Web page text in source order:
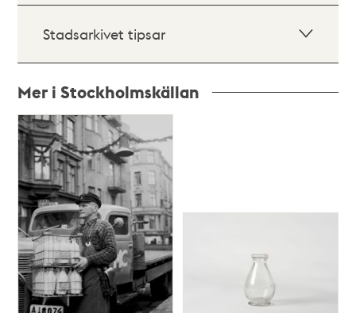
Stadsarkivet tipsar
Mer i Stockholmskällan
Relaterade
poster
och
teman